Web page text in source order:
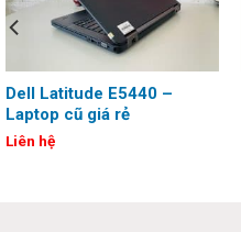
Dell Latitude E5440 –
Laptop cũ giá rẻ
Liên hệ